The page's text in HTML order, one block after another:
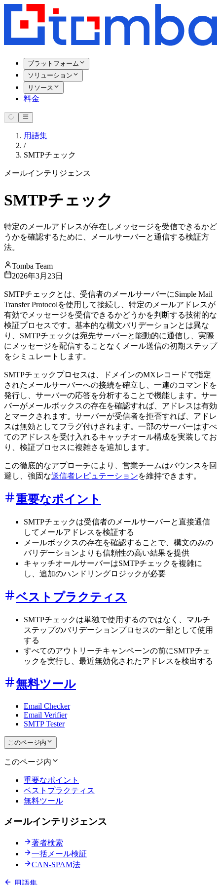
プラットフォーム
ソリューション
リソース
料金
用語集
/
SMTPチェック
メールインテリジェンス
SMTPチェック
特定のメールアドレスが存在しメッセージを受信できるかど
うかを確認するために、メールサーバーと通信する検証方
法。
Tomba Team
2026年3月23日
SMTPチェックとは、受信者のメールサーバーにSimple Mail
Transfer Protocolを使用して接続し、特定のメールアドレスが
有効でメッセージを受信できるかどうかを判断する技術的な
検証プロセスです。基本的な構文バリデーションとは異な
り、SMTPチェックは宛先サーバーと能動的に通信し、実際
にメッセージを配信することなくメール送信の初期ステップ
をシミュレートします。
SMTPチェックプロセスは、ドメインのMXレコードで指定
されたメールサーバーへの接続を確立し、一連のコマンドを
発行し、サーバーの応答を分析することで機能します。サー
バーがメールボックスの存在を確認すれば、アドレスは有効
とマークされます。サーバーが受信者を拒否すれば、アドレ
スは無効としてフラグ付けされます。一部のサーバーはすべ
てのアドレスを受け入れるキャッチオール構成を実装してお
り、検証プロセスに複雑さを追加します。
この徹底的なアプローチにより、営業チームはバウンスを回
避し、強固な送信者レピュテーションを維持できます。
重要なポイント
SMTPチェックは受信者のメールサーバーと直接通信
してメールアドレスを検証する
メールボックスの存在を確認することで、構文のみの
バリデーションよりも信頼性の高い結果を提供
キャッチオールサーバーはSMTPチェックを複雑に
し、追加のハンドリングロジックが必要
ベストプラクティス
SMTPチェックは単独で使用するのではなく、マルチ
ステップのバリデーションプロセスの一部として使用
する
すべてのアウトリーチキャンペーンの前にSMTPチェ
ックを実行し、最近無効化されたアドレスを検出する
無料ツール
Email Checker
Email Verifier
SMTP Tester
このページ内
このページ内
重要なポイント
ベストプラクティス
無料ツール
メールインテリジェンス
著者検索
一括メール検証
CAN-SPAM法